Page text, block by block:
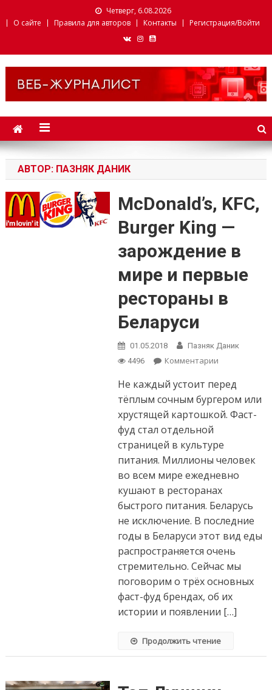
Четверг, 6.08.2026
О сайте
Правила для авторов Контакты Регистрация/Войти
Веб-журналист. Websmi.
Факультет журналистики
БГУ
АВТОР: ПАЗНЯК ДАНИК
McDonald’s, KFC,
Burger King —
зарождение в
мире и первые
рестораны в
Беларуси
01.05.2018
Пазняк Даник
4496
Комментарии
KFC, Burger
King —
зарождение
в мире и
рестораны
в Беларуси
Не каждый устоит перед
тёплым сочным бургером или
хрустящей картошкой. Фаст-
фуд стал отдельной
страницей в культуре
питания. Миллионы человек
во всем мире ежедневно
кушают в ресторанах
быстрого питания. Беларусь
не исключение. В последние
годы в Беларуси этот вид еды
распространяется очень
стремительно. Сейчас мы
поговорим о трёх основных
фаст-фуд брендах, об их
истории и появлении […]
Продолжить чтение